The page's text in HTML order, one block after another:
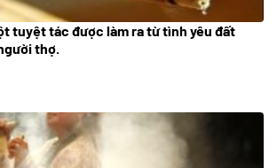
tuyệt tác được làm ra từ tình yêu đất
thợ.